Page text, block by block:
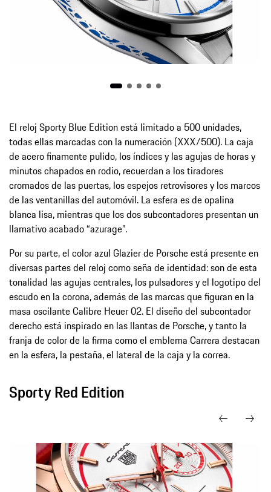
El reloj Sporty Blue Edition está limitado a 500 unidades,
todas ellas marcadas con la numeración (XXX/500). La caja
de acero finamente pulido, los índices y las agujas de horas y
minutos chapados en rodio, recuerdan a los tiradores
cromados de las puertas, los espejos retrovisores y los marcos
de las ventanillas del automóvil. La esfera es de opalina
blanca lisa, mientras que los dos subcontadores presentan un
llamativo acabado “azurage”.
Por su parte, el color azul Glazier de Porsche está presente en
diversas partes del reloj como seña de identidad: son de esta
tonalidad las agujas centrales, los pulsadores y el logotipo del
escudo en la corona, además de las marcas que figuran en la
masa oscilante Calibre Heuer 02. El diseño del subcontador
derecho está inspirado en las llantas de Porsche, y tanto la
franja de color de la firma como el emblema Carrera destacan
en la esfera, la pestaña, el lateral de la caja y la correa.
Sporty Red Edition